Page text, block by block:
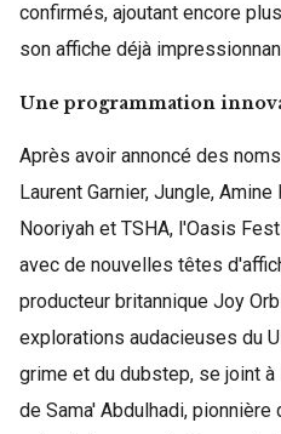
confirmés, ajoutant encore
son affiche déjà
Une programmation
Après avoir annoncé des
Laurent Garnier, Jungle, Amine
Nooriyah et TSHA, l'Oasis
avec de nouvelles têtes
producteur britannique Joy
explorations audacieuses du
grime et du dubstep, se joint
de Sama' Abdulhadi,